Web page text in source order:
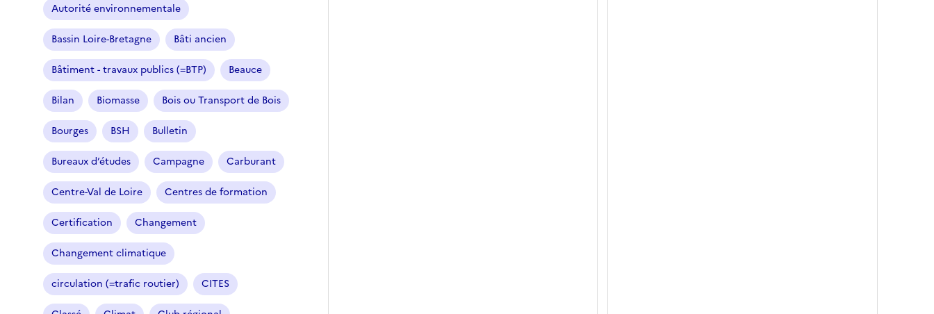
Autorité environnementale
Bassin Loire-Bretagne Bâti ancien
Bâtiment - travaux publics (=BTP) Beauce
Bilan Biomasse Bois ou Transport de Bois
Bourges BSH Bulletin
Bureaux d’études Campagne Carburant
Centre-Val de Loire Centres de formation
Certification Changement
Changement climatique
circulation (=trafic routier) CITES